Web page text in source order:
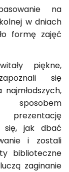
na
w dniach
formę zajęć
piękne,
się
sposobem
prezentację
się, jak dbać
i zostali
biblioteczne
zaginanie